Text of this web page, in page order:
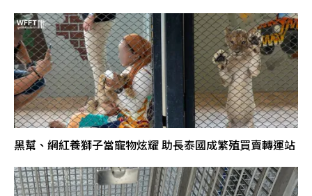
黑幫、網紅養獅子當寵物炫耀 助長泰國成繁殖買賣轉運站